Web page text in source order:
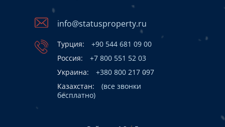
info@statusproperty.ru
Турция:
+90 544 681 09 00
Россия:
+7 800 551 52 03
Украина:
+380 800 217 097
Казахстан:
(все звонки
бесплатно)